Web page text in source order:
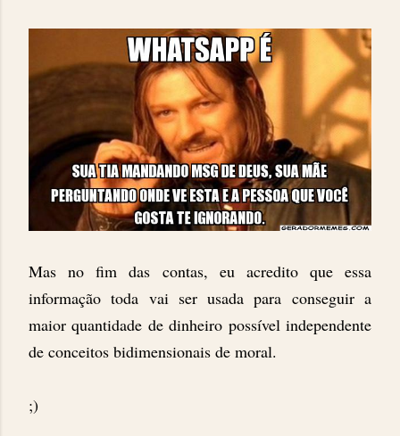
Mas no fim das contas, eu acredito que essa
informação toda vai ser usada para conseguir a
maior quantidade de dinheiro possível independente
de conceitos bidimensionais de moral.
;)